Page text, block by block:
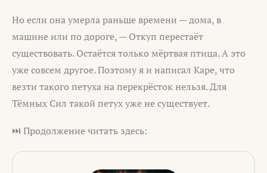
Но если она умерла раньше времени — дома, в
машине или по дороге, — Откуп перестаёт
существовать. Остаётся только мёртвая птица. А это
уже совсем другое. Поэтому я и написал Каре, что
везти такого петуха на перекрёсток нельзя. Для
Тёмных Сил такой петух уже не существует.
⏭️ Продолжение читать здесь: